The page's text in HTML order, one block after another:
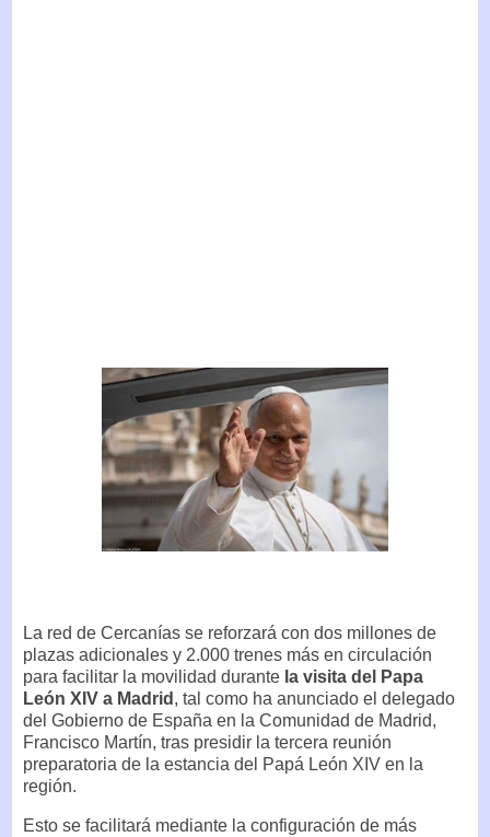
La red de Cercanías se reforzará con dos millones de
plazas adicionales y 2.000 trenes más en circulación
para facilitar la movilidad durante la visita del Papa
León XIV a Madrid , tal como ha anunciado el delegado
del Gobierno de España en la Comunidad de Madrid,
Francisco Martín, tras presidir la tercera reunión
preparatoria de la estancia del Papá León XIV en la
región.
Esto se facilitará mediante la configuración de más